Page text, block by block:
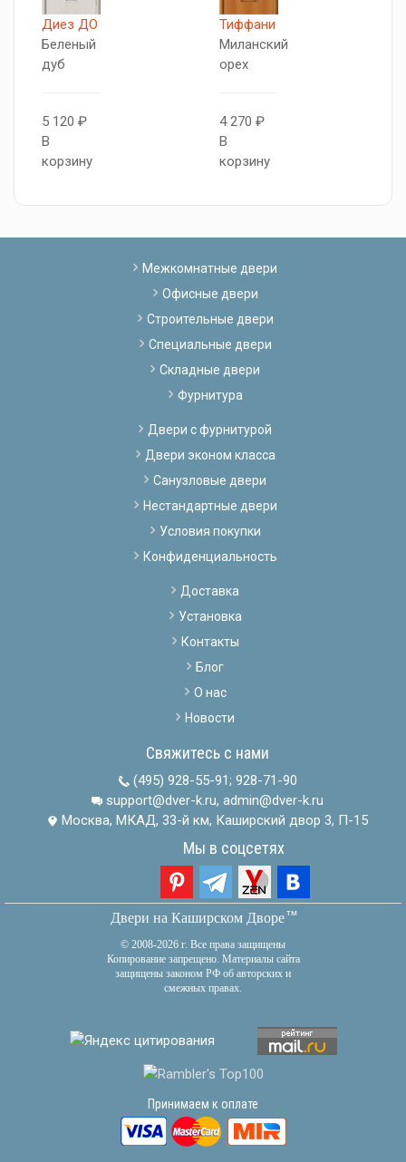
Диез ДО
Беленый
дуб
5 120 ₽
В
корзину
Тиффани
Миланский
орех
4 270 ₽
В
корзину
Межкомнатные двери
Офисные двери
Строительные двери
Специальные двери
Складные двери
Фурнитура
Двери с фурнитурой
Двери эконом класса
Санузловые двери
Нестандартные двери
Условия покупки
Конфиденциальность
Доставка
Установка
Контакты
Блог
О нас
Новости
Свяжитесь с нами
(495) 928-55-91; 928-71-90
support@dver-k.ru, admin@dver-k.ru
Москва, МКАД, 33-й км, Каширский двор 3, П-15
Мы в соцсетях
Двери на Каширском Дворетм
© 2008-2026 г. Все права защищены
Копирование запрещено. Материалы сайта
защищены законом РФ об авторских и
смежных правах.
Принимаем к оплате